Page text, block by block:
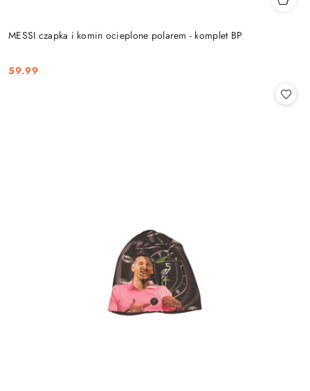
MESSI czapka i komin ocieplone polarem - komplet BP
Cena:
59.99